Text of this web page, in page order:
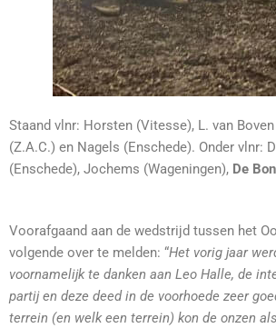
Staand vlnr: Horsten (Vitesse), L. van
(Z.A.C.) en Nagels (Enschede). Onder vlnr:
(Enschede), Jochems (Wageningen), De
Voorafgaand aan de wedstrijd tussen het
volgende over te melden: “Het vorig jaar
voornamelijk te danken aan Leo Halle, de
partij en deze deed in de voorhoede zeer
terrein (en welk een terrein) kon de onzen